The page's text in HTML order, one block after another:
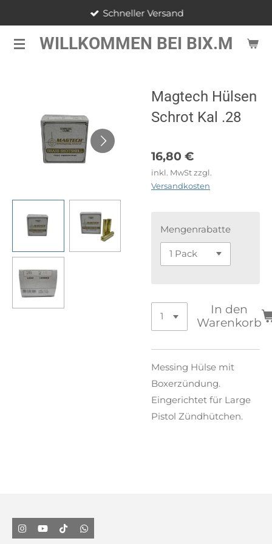
springenWILLKOMMEN BEI BIX.M
Schneller Versand
Magtech Hülsen
Schrot Kal .28
16,80 €
inkl. MwSt zzgl.
Versandkosten
Mengenrabatte
In den
Warenkorb
Messing Hülse mit
Boxerzündung.
Eingerichtet für Large
Pistol Zündhütchen.
I
n
Y
o
T
i
W
h